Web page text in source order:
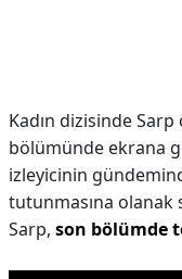
Kadın dizisinde
bölümünde ekrana
izleyicinin
tutunmasına olanak
Sarp, son bölümde